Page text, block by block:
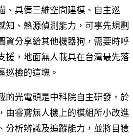
、具備三維空間建模、自主巡
知、熱源偵測能力，可事先規劃
資分享給其他機器狗，需要時呼
援，地面無人載具在台灣最先落
巡檢的這塊。
的光電頭是中科院自主研發，於
由睿鳶無人機上的模組所小改進
分析辨識及追蹤能力，並將目獲